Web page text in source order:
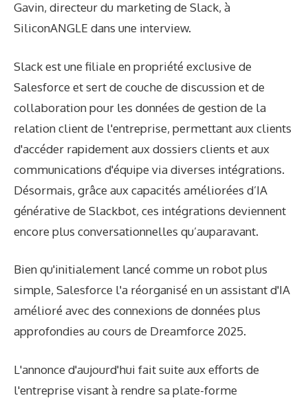
Gavin, directeur du marketing de Slack, à
SiliconANGLE dans une interview.
Slack est une filiale en propriété exclusive de
Salesforce et sert de couche de discussion et de
collaboration pour les données de gestion de la
relation client de l'entreprise, permettant aux clients
d'accéder rapidement aux dossiers clients et aux
communications d'équipe via diverses intégrations.
Désormais, grâce aux capacités améliorées d’IA
générative de Slackbot, ces intégrations deviennent
encore plus conversationnelles qu’auparavant.
Bien qu'initialement lancé comme un robot plus
simple, Salesforce l'a réorganisé en un assistant d'IA
amélioré avec des connexions de données plus
approfondies au cours de Dreamforce 2025.
L'annonce d'aujourd'hui fait suite aux efforts de
l'entreprise visant à rendre sa plate-forme